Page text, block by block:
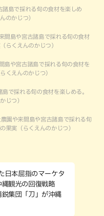
諸島で採れる旬の食材を楽しめ
のかじつ）
間島や宮古諸島で採れる旬の食材
らくえんのかじつ）
島や宮古諸島で採れる旬の食材を
くえんのかじつ）
で採れる旬の食材を楽しめる。
じつ）
農園や来間島や宮古諸島で採れる旬
果実（らくえんのかじつ）
日本屈指のマーケタ
縄観光の回復戦略
集団「刀」が沖縄